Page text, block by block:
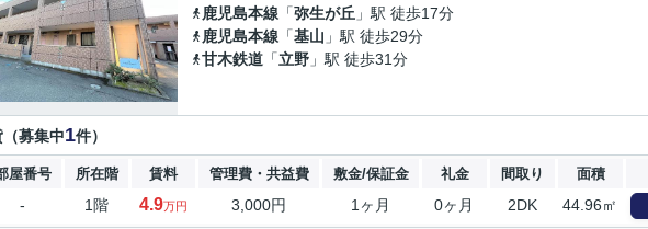
鹿児島本線 「弥生が丘 」駅 徒歩17分
鹿児島本線 「基山 」駅 徒歩29分
甘木鉄道 「立野 」駅 徒歩31分
募集中1件）
屋番号 所在階 賃料 管理費・共益費 敷金/保証金 礼金 間取り 面積
- 1階 4.9万円 3,000円 1ヶ月 0ヶ月 2DK 44.96㎡